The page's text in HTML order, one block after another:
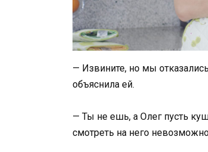
— Извините, но мы
объяснила ей.
— Ты не ешь, а Олег пусть
смотреть на него